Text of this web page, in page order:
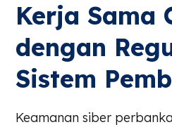
Kerja Sama
dengan
Sistem
Keamanan siber